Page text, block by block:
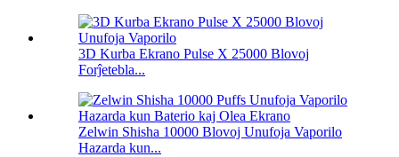
3D Kurba Ekrano Pulse X 25000 Blovoj
Forĵetebla...
Zelwin Shisha 10000 Blovoj Unufoja Vaporilo
Hazarda kun...